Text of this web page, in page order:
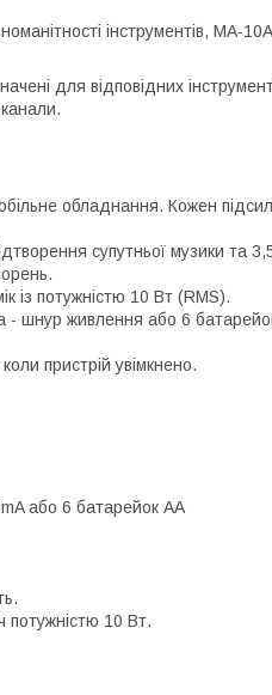
інструментів, MA-
для відповідних
обладнання. Кожен
супутньої музики та
із потужністю 10 Вт (RMS).
- шнур живлення або 6
пристрій увімкнено.
або 6 батарейок АА
потужністю 10 Вт.